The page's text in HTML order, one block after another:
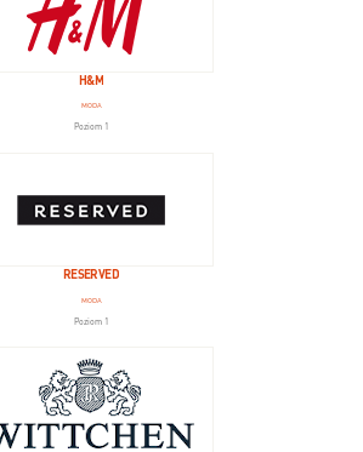
H&M
MODA
Poziom 1
RESERVED
MODA
Poziom 1